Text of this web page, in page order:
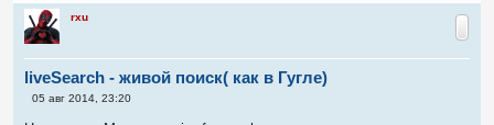
rxu
liveSearch - живой поиск( как в Гугле)
С
05 авг 2014, 23:20